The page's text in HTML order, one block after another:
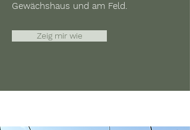
Gewächshaus und am Feld.
Zeig mir wie